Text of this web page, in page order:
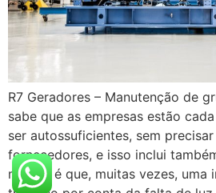
R7 Geradores – Manutenção de
sabe que as empresas estão
ser autossuficientes, sem
fornecedores, e isso inclui
motivo é que, muitas vezes, uma